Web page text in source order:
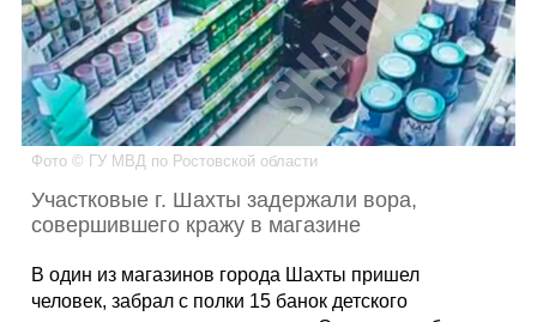
Инфо
Гороскоп
Фото © ГУ МВД по Ростовской области
Участковые г. Шахты задержали вора,
совершившего кражу в магазине
В один из магазинов города Шахты пришел
человек, забрал с полки 15 банок детского